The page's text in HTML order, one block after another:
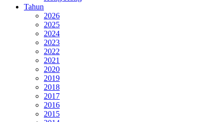
Tahun
2026
2025
2024
2023
2022
2021
2020
2019
2018
2017
2016
2015